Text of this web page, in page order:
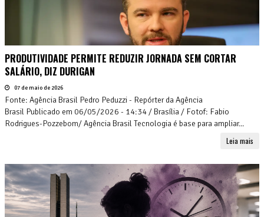
PRODUTIVIDADE PERMITE REDUZIR JORNADA SEM CORTAR
SALÁRIO, DIZ DURIGAN
07 de maio de 2026
Fonte: Agência Brasil Pedro Peduzzi - Repórter da Agência
Brasil Publicado em 06/05/2026 - 14:34 / Brasília / Fotof: Fabio
Rodrigues-Pozzebom/ Agência Brasil Tecnologia é base para ampliar...
Leia mais